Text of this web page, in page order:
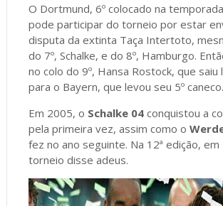
O Dortmund, 6º colocado na
pode participar do torneio por estar
disputa da extinta Taça Intertoto,
do 7º, Schalke, e do 8º, Hamburgo.
no colo do 9º, Hansa Rostock, que saiu
para o Bayern, que levou seu 5º caneco.
Em 2005, o Schalke 04conquistou a
pela primeira vez, assim como o
fez no ano seguinte. Na 12ª edição,
torneio disse adeus.